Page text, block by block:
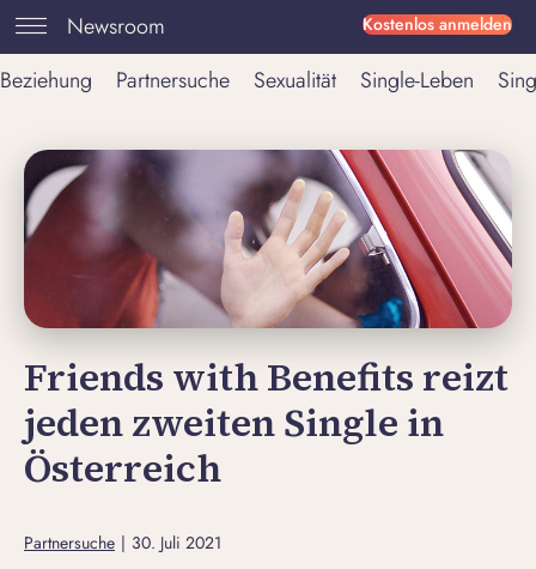
Kostenlos anmelden
Newsroom
Beziehung
Partnersuche Sexualität Single-Leben
Friends with Benefits reizt
jeden zweiten Single in
Österreich
Partnersuche | 30. Juli 2021